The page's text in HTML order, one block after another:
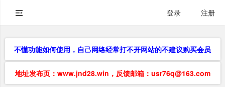
登录 注册
不懂功能如何使用，自己网络经常打不开网站的不建议购买会员
地址发布页：www.jnd28.win，反馈邮箱：usr76q@163.com